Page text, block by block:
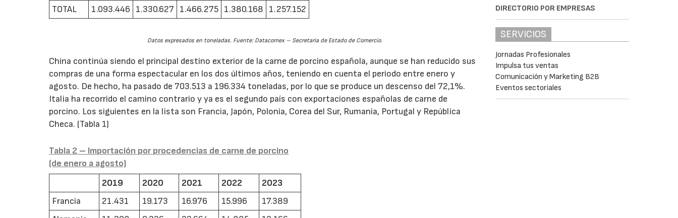
TOTAL
1.093.446 1.330.627 1.466.275 1.380.168 1.257.152
Datos expresados en toneladas. Fuente: Datacomex – Secretaría de Estado de Comercio.
China continúa siendo el principal destino exterior de la carne de porcino española, aunque se han reducido sus
compras de una forma espectacular en los dos últimos años, teniendo en cuenta el periodo entre enero y
agosto. De hecho, ha pasado de 703.513 a 196.334 toneladas, por lo que se produce un descenso del 72,1%.
Italia ha recorrido el camino contrario y ya es el segundo país con exportaciones españolas de carne de
porcino. Los siguientes en la lista son Francia, Japón, Polonia, Corea del Sur, Rumanía, Portugal y República
Checa. (Tabla 1)
Tabla 2 – Importación por procedencias de carne de porcino
(de enero a agosto)
2019
2020 2021 2022
2023
Francia
21.431 19.173 16.976 15.996
17.389
DIRECTORIO POR EMPRESAS
SERVICIOS
Jornadas Profesionales
Impulsa tus ventas
Comunicación y Marketing B2B
Eventos sectoriales